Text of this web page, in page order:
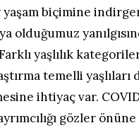
yaşam biçimine
olduğumuz
yaşlılık
temelli yaşlıları
ihtiyaç var.
gözler